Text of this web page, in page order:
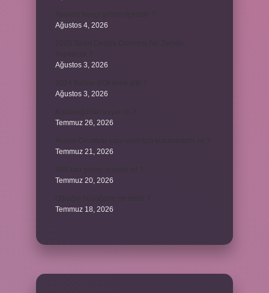
Ağustos 4, 2026
Ağustos 3, 2026
Ağustos 3, 2026
Temmuz 26, 2026
Temmuz 21, 2026
Temmuz 20, 2026
Temmuz 18, 2026